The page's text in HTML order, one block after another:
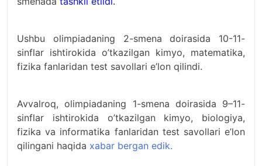
Ushbu olimpiadaning 2-smena doirasida 10-11-
sinflar ishtirokida o’tkazilgan kimyo, matematika,
fizika fanlaridan test savollari e’lon qilindi.
Avvalroq, olimpiadaning 1-smena doirasida 9–11-
sinflar ishtirokida o’tkazilgan kimyo, biologiya,
fizika va informatika fanlaridan test savollari e’lon
qilingani haqida xabar bergan edik.